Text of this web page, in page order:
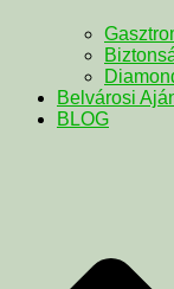
Belvárosi
BLOG